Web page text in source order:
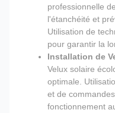
professionnelle
l'étanchéité et
Utilisation de
pour garantir la
Installation de
Velux solaire
optimale.
et de
fonctionnement